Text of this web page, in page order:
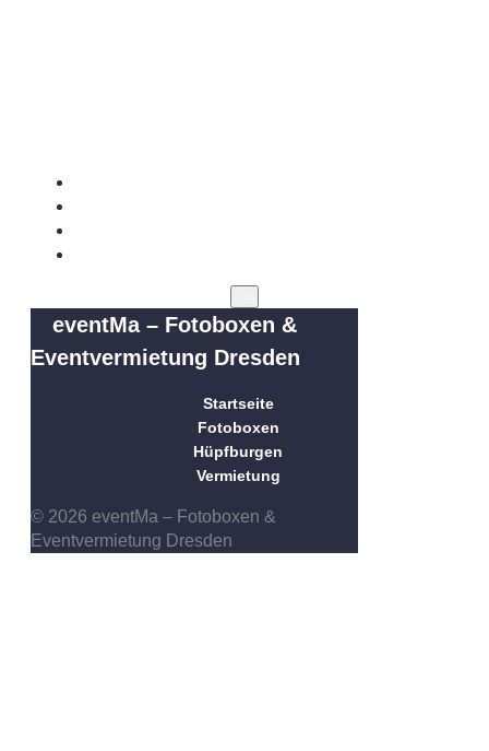
eventMa – Fotoboxen &
Eventvermietung Dresden
Startseite
Fotoboxen
Hüpfburgen
Vermietung
© 2026 eventMa – Fotoboxen &
Eventvermietung Dresden